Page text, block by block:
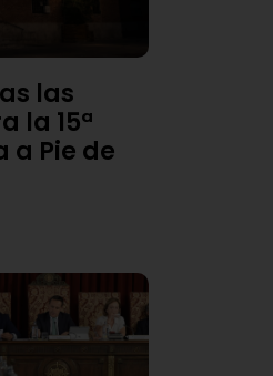
las
la 15ª
a Pie de